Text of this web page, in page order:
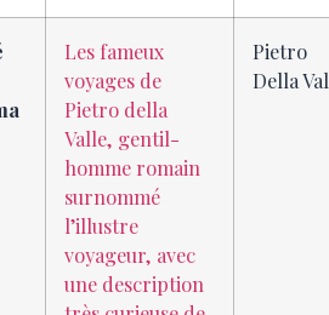
Les fameux
voyages de
Pietro della
Valle, gentil-
homme romain
surnommé
l’illustre
voyageur, avec
une description
Pietro
Della